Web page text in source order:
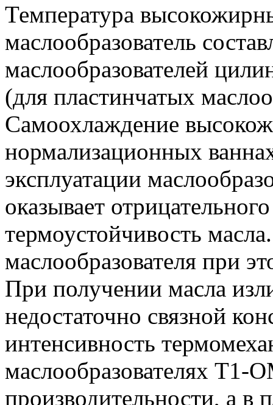
Температура
маслообразователь
маслообразователей
(для пластинчатых
Самоохлаждение
нормализационных
эксплуатации
оказывает
термоустойчивость
маслообразователя при
При получении масла
недостаточно связной
интенсивность
маслообразователях T1-
производительности, а